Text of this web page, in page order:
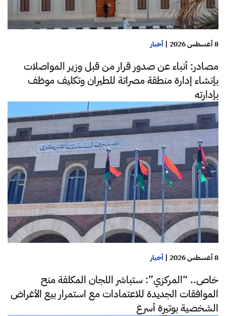
8 أغسطس 2026 | أخبار
مصادر: أنباء عن صدور قرار من قبل وزير المواصلات
بإنشاء إدارة منطقة مصراتة للطيران وتكليف موظف
بإدارته
8 أغسطس 2026 | أخبار
خاص.. “المركزي”: ستباشر اللجان المكلفة منح
الموافقات الجديدة للاعتمادات مع استمرار بيع الأغراض
الشخصية بوتيرة أسرع